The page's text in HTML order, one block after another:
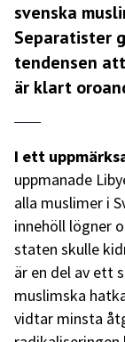
svenska
Separatister
tendensen
är klart
I ett
uppmanade
alla muslimer i
innehöll lögner
staten skulle
är en del av ett
muslimska
vidtar minsta